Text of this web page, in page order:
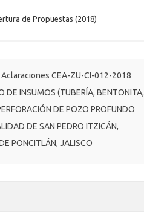
de Propuestas (2018)
CEA-ZU-CI-012-2018
DE INSUMOS (TUBERÍA, BENTONITA,
DE POZO PROFUNDO
DE SAN PEDRO ITZICÁN,
PONCITLÁN, JALISCO